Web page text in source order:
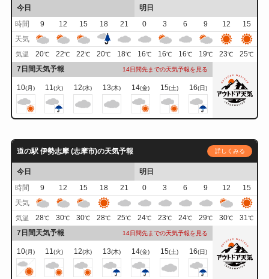
今日
明日
時間
9 12 15 18 21 0 3 6 9 12
15
天気
気温 20℃ 22℃ 22℃ 20℃ 18℃ 16℃ 16℃ 16℃ 19℃ 23℃ 25℃
7日間天気予報 14日間先までの天気予報を見る
10(月) 11(火) 12(水) 13(木) 14(金) 15(土) 16(日)
道の駅 伊勢志摩 (志摩市)の天気予報 詳しくみる
今日
明日
時間
9 12 15 18 21 0 3 6 9 12
15
天気
気温 28℃ 30℃ 30℃ 28℃ 25℃ 24℃ 23℃ 24℃ 29℃ 30℃ 31℃
7日間天気予報 14日間先までの天気予報を見る
10(月) 11(火) 12(水) 13(木) 14(金) 15(土) 16(日)